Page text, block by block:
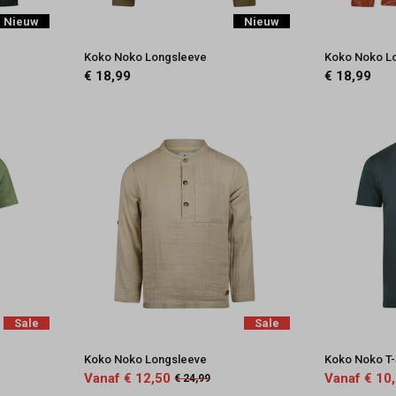
Nieuw Nieuw
Koko Noko Longsleeve
€ 18,99
Koko Noko
€ 18,99
Sale Sale
Koko Noko Longsleeve
Vanaf € 12,50 € 24,99
Koko Noko
Vanaf €